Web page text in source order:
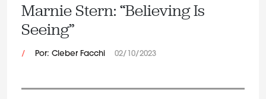
Marnie Stern: “Believing Is
Seeing”
/ Por: Cleber Facchi 02/10/2023